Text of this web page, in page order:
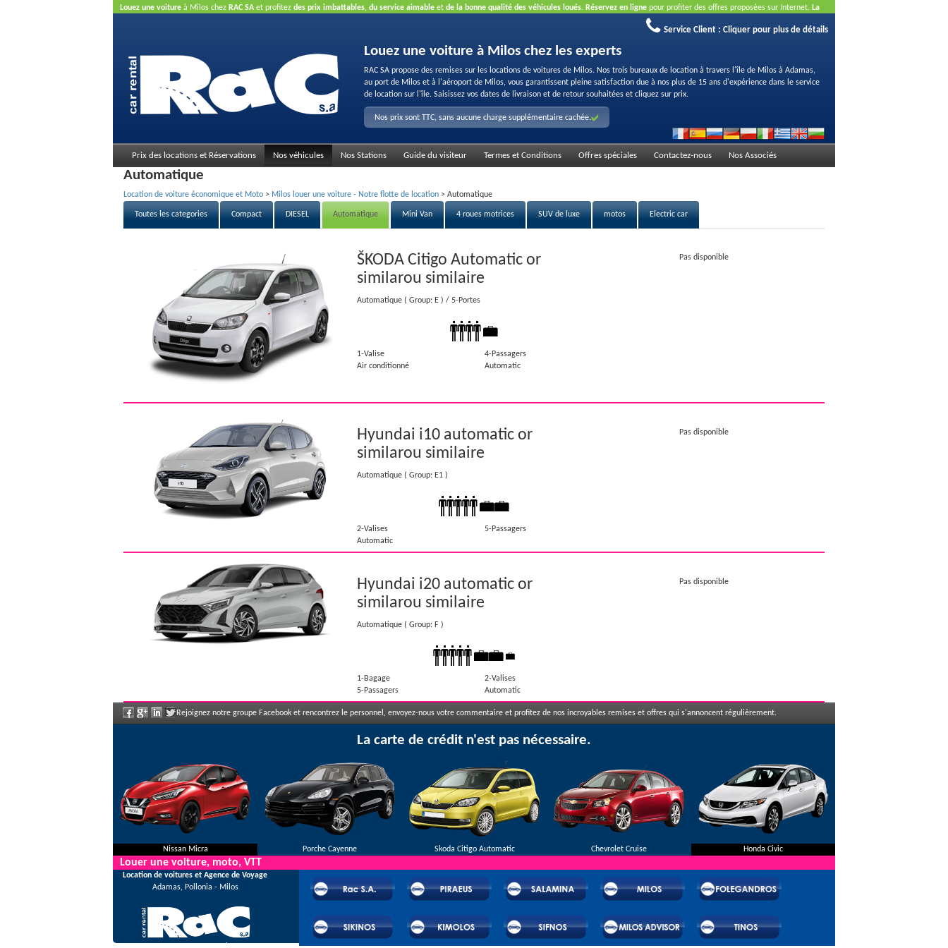
Louez une voiture à Milos chez RAC SA et profitez des prix imbattables, du service aimable et de la bonne qualité des véhicules loués. Réservez en ligne pour profiter des offres proposées sur Internet. La
Service Client : Cliquer pour plus de détails
Louez une voiture à Milos chez les experts
RAC SA propose des remises sur les locations de voitures de Milos. Nos trois bureaux de location à travers l'île de Milos à Adamas,
au port de Milos et à l'aéroport de Milos, vous garantissent pleine satisfaction due à nos plus de 15 ans d'expérience dans le service
de location sur l'île. Saisissez vos dates de livraison et de retour souhaitées et cliquez sur prix.
Nos prix sont TTC, sans aucune charge supplémentaire cachée.
Prix des locations et Réservations Nos véhicules Nos Stations Guide du visiteur Termes et Conditions Offres spéciales Contactez-nous Nos Associés
Automatique
Location de voiture économique et Moto > Milos louer une voiture - Notre flotte de location > Automatique
Toutes les categories Compact DIESEL Automatique Mini Van 4 roues motrices SUV de luxe motos Electric car
ŠKODA Citigo Automatic or
similarou similaire
Automatique ( Group: E ) / 5-Portes
1-Valise
4-Passagers
Air conditionné
Automatic
Pas disponible
Hyundai i10 automatic or
similarou similaire
Automatique ( Group: E1 )
2-Valises
5-Passagers
Automatic
Pas disponible
Hyundai i20 automatic or
similarou similaire
Automatique ( Group: F )
1-Bagage
2-Valises
5-Passagers
Automatic
Pas disponible
Rejoignez notre groupe Facebook et rencontrez le personnel, envoyez-nous votre commentaire et profitez de nos incroyables remises et offres qui s'annoncent régulièrement.
La carte de crédit n'est pas nécessaire.
Nissan Micra Porche Cayenne Skoda Citigo Automatic Chevrolet Cruise Honda Civic
Louer une voiture, moto, VTT
Location de voitures et Agence de Voyage
Adamas, Pollonia - Milos